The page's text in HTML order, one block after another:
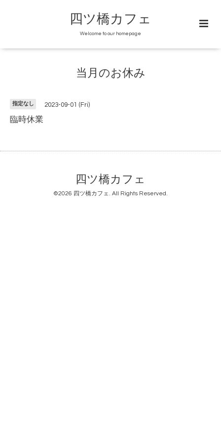
四ツ橋カフェ
Welcome to our homepage
当月のお休み
指定なし 2023-09-01 (Fri)
臨時休業
四ツ橋カフェ
©2026 四ツ橋カフェ. All Rights Reserved.